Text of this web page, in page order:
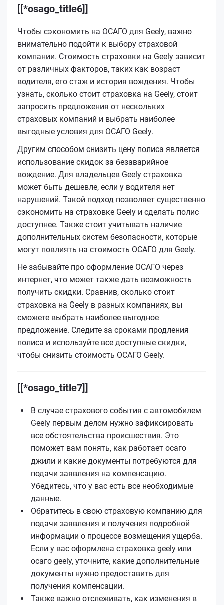
[[*osago_title6]]
Чтобы сэкономить на ОСАГО для Geely, важно
внимательно подойти к выбору страховой
компании. Стоимость страховки на Geely зависит
от различных факторов, таких как возраст
водителя, его стаж и история вождения. Чтобы
узнать, сколько стоит страховка на Geely, стоит
запросить предложения от нескольких
страховых компаний и выбрать наиболее
выгодные условия для ОСАГО Geely.
Другим способом снизить цену полиса является
использование скидок за безаварийное
вождение. Для владельцев Geely страховка
может быть дешевле, если у водителя нет
нарушений. Такой подход позволяет существенно
сэкономить на страховке Geely и сделать полис
доступнее. Также стоит учитывать наличие
дополнительных систем безопасности, которые
могут повлиять на стоимость ОСАГО для Geely.
Не забывайте про оформление ОСАГО через
интернет, что может также дать возможность
получить скидки. Сравнив, сколько стоит
страховка на Geely в разных компаниях, вы
сможете выбрать наиболее выгодное
предложение. Следите за сроками продления
полиса и используйте все доступные скидки,
чтобы снизить стоимость ОСАГО Geely.
[[*osago_title7]]
В случае страхового события с автомобилем
Geely первым делом нужно зафиксировать
все обстоятельства происшествия. Это
поможет вам понять, как работает осаго
джили и какие документы потребуются для
подачи заявления на компенсацию.
Убедитесь, что у вас есть все необходимые
данные.
Обратитесь в свою страховую компанию для
подачи заявления и получения подробной
информации о процессе возмещения ущерба.
Если у вас оформлена страховка geely или
осаго geely, уточните, какие дополнительные
документы нужно предоставить для
получения компенсации.
Также важно отслеживать, как изменения в